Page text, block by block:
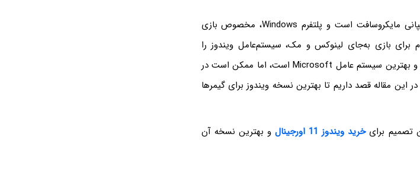
صنعت گیمینگ، یک تجارت بسیار بزرگ برای کمپانی مایکروسافت است و پلتفرم Windows، مخصوص بازی
بازی به‌جای لینوکس و مک، سیستم‌عامل ویندوز را
انتخاب می‌کنند. در حال حاضر ویندوز 11، آخرین و بهترین سیستم عامل Microsoft است، اما ممکن است در
مقاله قصد داریم تا بهترین نسخه ویندوز برای گیمرها
تصمیم برایخرید ویندوز 11 اورجینال
و بهترین نسخه آن